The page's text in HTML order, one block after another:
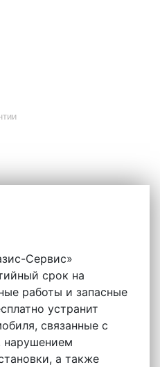
Сервис»
срок на
работы и запасные
устранит
связанные с
нарушением
а также